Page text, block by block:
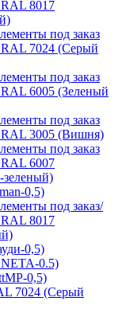
8017
под заказ
7024 (Серый
под заказ
6005 (Зеленый
под заказ
3005 (Вишня)
под заказ
6007
0,5)
под заказ/
8017
0,5)
0.5)
0,5)
7024 (Серый